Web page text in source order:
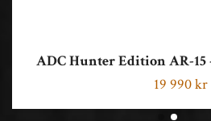
ADC Hunter Edition AR-15
19 990 kr